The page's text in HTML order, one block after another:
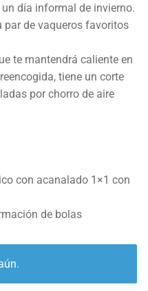
día informal de invierno.
par de vaqueros favoritos
te mantendrá caliente en
tiene un corte
por chorro de aire
con acanalado 1×1 con
de bolas